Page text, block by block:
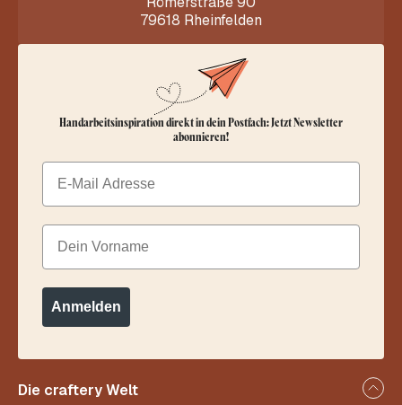
79618 Rheinfelden
Die craftery Welt
Handarbeitsinspiration direkt in dein Postfach: Jetzt Newsletter
abonnieren!
Email
Dein Vorname
Anmelden